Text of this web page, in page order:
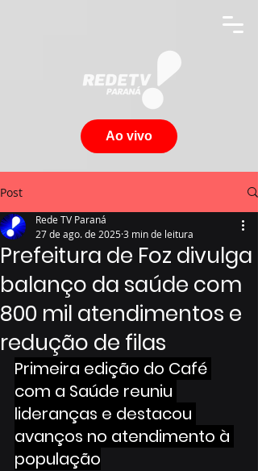
Ao vivo
Post
Prefeitura de Foz divulga
balanço da saúde com
800 mil atendimentos e
redução de filas
Rede TV Paraná
27 de ago. de 20253 min de leitura
Primeira edição do Café
com a Saúde reuniu
lideranças e destacou
avanços no atendimento à
população